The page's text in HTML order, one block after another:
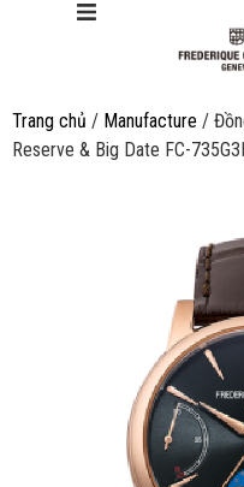
Giới thiệu
Trang chủ / Manufacture /
Reserve & Big Date FC-